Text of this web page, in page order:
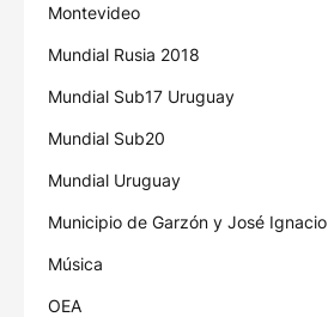
Montevideo
Mundial Rusia 2018
Mundial Sub17 Uruguay
Mundial Sub20
Mundial Uruguay
Municipio de Garzón y José Ignacio
Música
OEA